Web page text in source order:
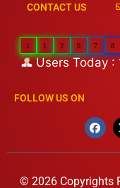
CONTACT US
1 1 2 0 7 8
Users Today :
FOLLOW US ON
© 2026 Copyrights